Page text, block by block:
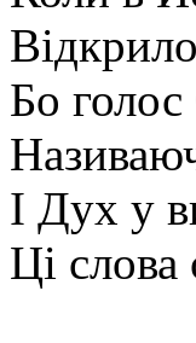
Бо
І Дух у
Ці слова